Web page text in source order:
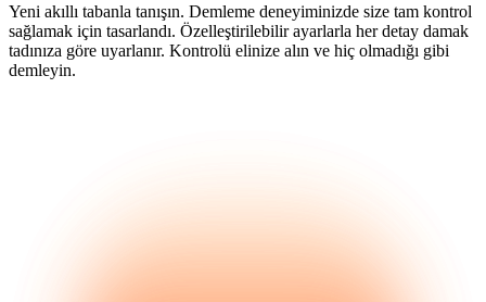
Yeni akıllı tabanla tanışın. Demleme deneyiminizde size tam kontrol
sağlamak için tasarlandı. Özelleştirilebilir ayarlarla her detay damak
tadınıza göre uyarlanır. Kontrolü elinize alın ve hiç olmadığı gibi
demleyin.